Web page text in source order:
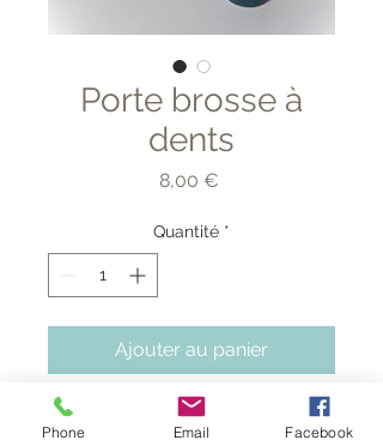
Porte brosse à
dents
8,00 €Prix
Quantité *
Ajouter au panier
Phone Email Facebook